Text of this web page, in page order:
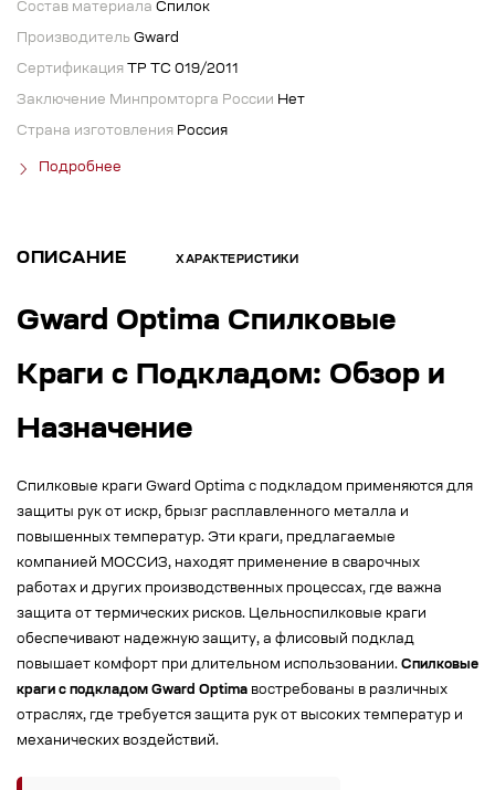
Состав материала Спилок
Производитель Gward
Сертификация ТР ТС 019/2011
Заключение Минпромторга России Нет
Страна изготовления Россия
Подробнее
ОПИСАНИЕ ХАРАКТЕРИСТИКИ
Gward Optima Спилковые
Краги с Подкладом: Обзор и
Назначение
Спилковые краги Gward Optima с подкладом применяются для
защиты рук от искр, брызг расплавленного металла и
повышенных температур. Эти краги, предлагаемые
компанией МОССИЗ, находят применение в сварочных
работах и других производственных процессах, где важна
защита от термических рисков. Цельноспилковые краги
обеспечивают надежную защиту, а флисовый подклад
повышает комфорт при длительном использовании. Спилковые
краги с подкладом Gward Optima востребованы в различных
отраслях, где требуется защита рук от высоких температур и
механических воздействий.